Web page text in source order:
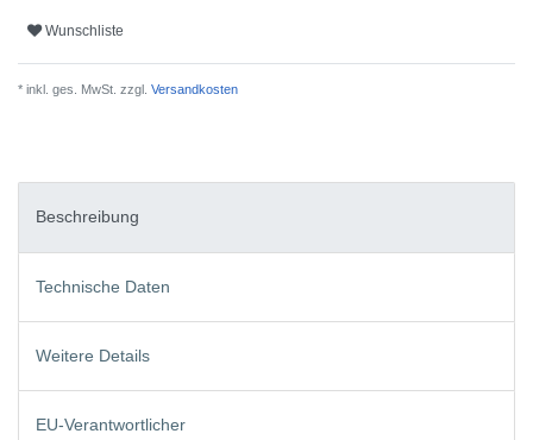
Wunschliste
* inkl. ges. MwSt. zzgl. Versandkosten
Beschreibung
Technische Daten
Weitere Details
EU-Verantwortlicher